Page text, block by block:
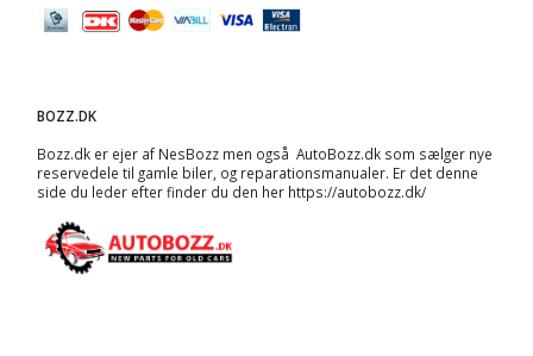
BOZZ.DK
Bozz.dk er ejer af NesBozz men også AutoBozz.dk som sælger nye
reservedele til gamle biler, og reparationsmanualer. Er det denne
side du leder efter finder du den her https://autobozz.dk/